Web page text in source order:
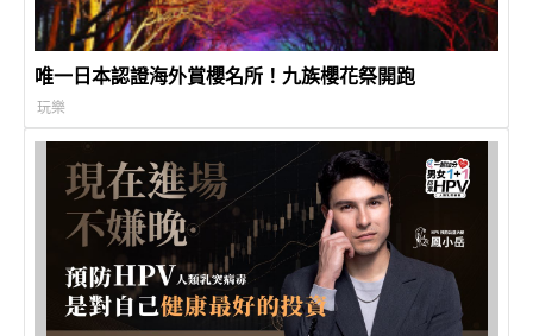
唯一日本認證海外賞櫻名所！九族櫻花祭開跑
玩樂